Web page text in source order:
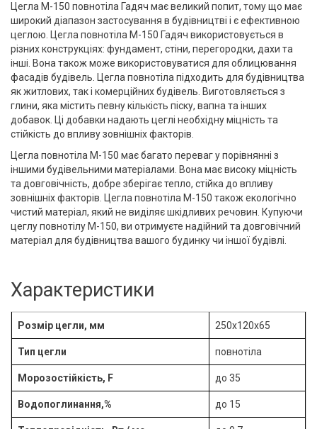
Цегла М-150 повнотіла Гадяч має великий попит, тому що має
широкий діапазон застосування в будівництві і є ефективною
цеглою. Цегла повнотіла М-150 Гадяч використовується в
різних конструкціях: фундамент, стіни, перегородки, дахи та
інші. Вона також може використовуватися для облицювання
фасадів будівель. Цегла повнотіла підходить для будівництва
як житлових, так і комерційних будівель. Виготовляється з
глини, яка містить певну кількість піску, вапна та інших
добавок. Ці добавки надають цеглі необхідну міцність та
стійкість до впливу зовнішніх факторів.
Цегла повнотіла М-150 має багато переваг у порівнянні з
іншими будівельними матеріалами. Вона має високу міцність
та довговічність, добре зберігає тепло, стійка до впливу
зовнішніх факторів. Цегла повнотіла М-150 також екологічно
чистий матеріал, який не виділяє шкідливих речовин. Купуючи
цеглу повнотілу М-150, ви отримуєте надійний та довговічний
матеріал для будівництва вашого будинку чи іншої будівлі.
Характеристики
Розмір цегли, мм 250х120х65
Тип цегли повнотіла
Морозостійкість, F до 35
Водопоглинання,% до 15